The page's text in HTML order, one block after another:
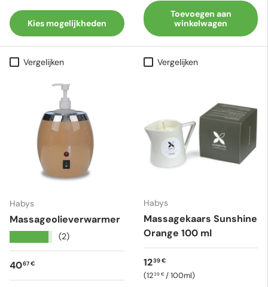
Kies mogelijkheden
Toevoegen aan
winkelwagen
Vergelijken
Habys
Massageolieverwarmer
(2)
Reguliere prijs
4067 €
Vergelijken
Habys
Massagekaars Sunshine
Orange 100 ml
Reguliere prijs
1239 €
Eenheid prijs
1239 € /100ml